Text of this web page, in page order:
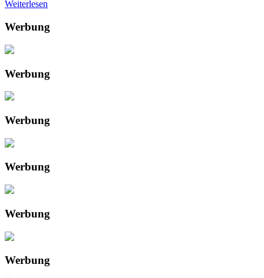
Weiterlesen
Werbung
Werbung
Werbung
Werbung
Werbung
Werbung